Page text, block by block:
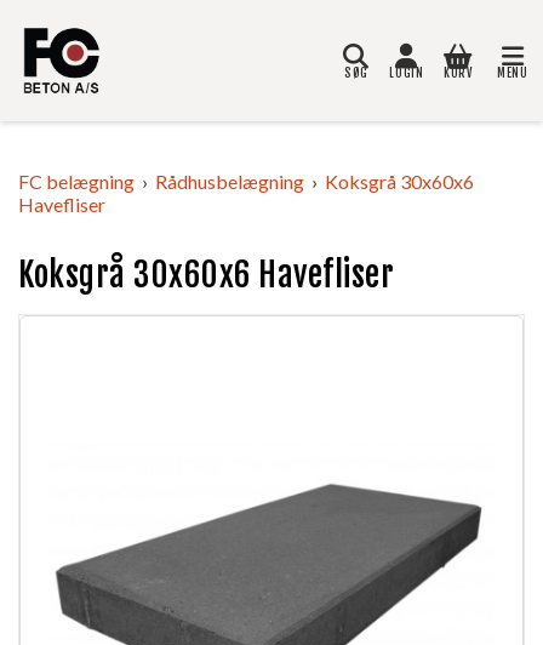
SØG LOGIN KURV MENU
FC belægning Rådhusbelægning
Koksgrå 30x60x6
Havefliser
Koksgrå 30x60x6 Havefliser